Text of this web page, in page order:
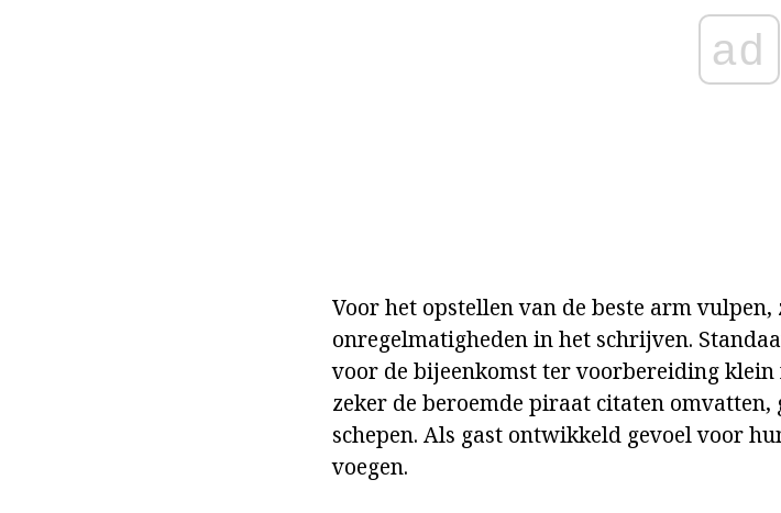
ad
Voor het opstellen van de beste arm
onregelmatigheden in het schrijven.
voor de bijeenkomst ter voorbereiding klein
zeker de beroemde piraat citaten omvatten,
schepen. Als gast ontwikkeld gevoel voor
voegen.